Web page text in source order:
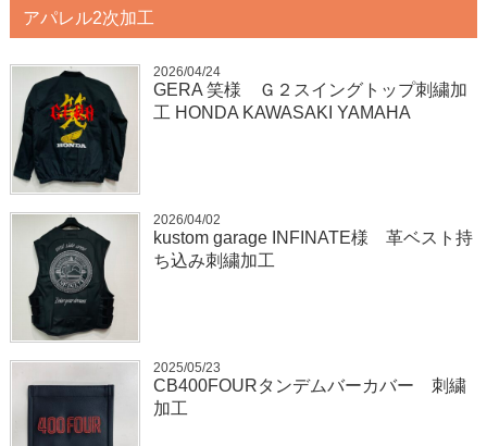
アパレル2次加工
2026/04/24
GERA 笑様 Ｇ２スイングトップ刺繍加
工 HONDA KAWASAKI YAMAHA
2026/04/02
kustom garage INFINATE様 革ベスト持
ち込み刺繍加工
2025/05/23
CB400FOURタンデムバーカバー 刺繍
加工